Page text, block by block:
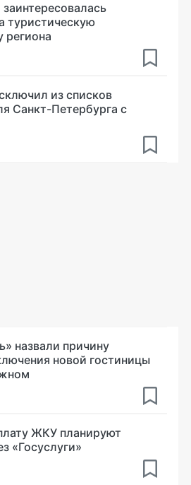
туристическую
региона
из списков
Санкт-Петербурга с
назвали причину
новой гостиницы
ЖКУ планируют
«Госуслуги»